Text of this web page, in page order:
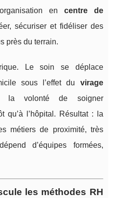
en centre de
sécuriser et fidéliser des
près du terrain.
Le soin se déplace
sous l’effet du virage
la volonté de soigner
qu’à l’hôpital. Résultat : la
métiers de proximité, très
d’équipes formées,
les méthodes RH